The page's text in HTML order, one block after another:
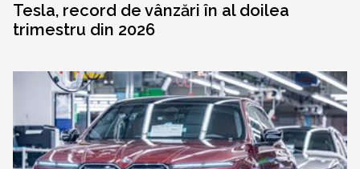
Tesla, record de vânzări în al doilea
trimestru din 2026